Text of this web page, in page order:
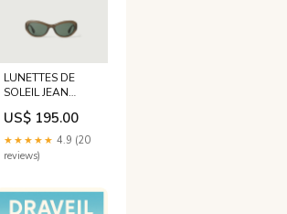
LUNETTES DE
SOLEIL JEAN
GRISES Taille:TU
US$ 195.00
★★★★★ 4.9 (20
reviews)